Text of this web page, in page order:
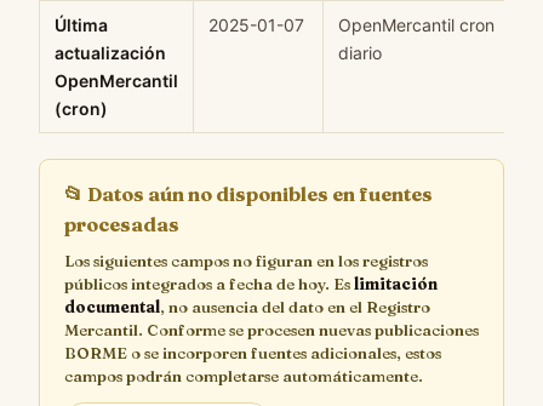
Última
actualización
OpenMercantil
(cron)
2025-01-07
OpenMercantil cron
diario
📂 Datos aún no disponibles en fuentes
procesadas
Los siguientes campos no figuran en los registros
públicos integrados a fecha de hoy. Eslimitación
documental, no ausencia del dato en el Registro
Mercantil. Conforme se procesen nuevas publicaciones
BORME o se incorporen fuentes adicionales, estos
campos podrán completarse automáticamente.